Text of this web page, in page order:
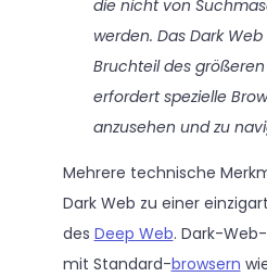
die nicht von
werden. Das Dark
Bruchteil des
erfordert spezielle
anzusehen und zu
Mehrere technische
Dark Web zu einer
des Deep Web. Dark-
mit Standard-browsern